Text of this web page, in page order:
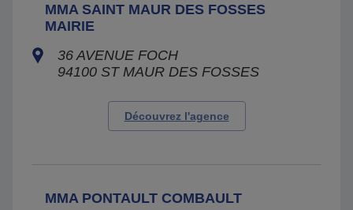
MMA SAINT MAUR DES FOSSES
MAIRIE
36 AVENUE FOCH
94100 ST MAUR DES FOSSES
Découvrez l'agence
MMA PONTAULT COMBAULT